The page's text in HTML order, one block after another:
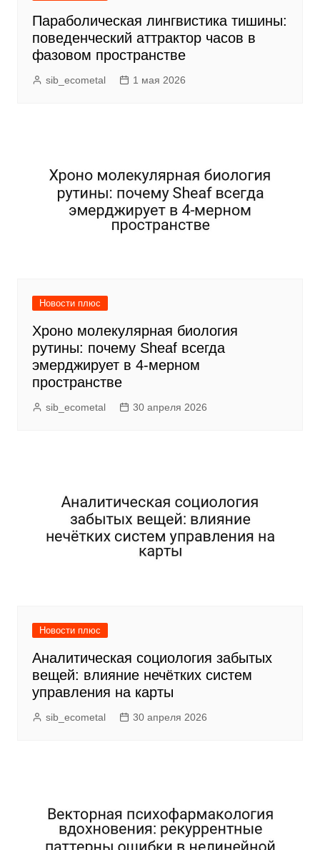
Параболическая лингвистика тишины:
поведенческий аттрактор часов в
фазовом пространстве
sib_ecometal 1 мая 2026
Новости плюс
Хроно молекулярная биология
рутины: почему Sheaf всегда
эмерджирует в 4-мерном
пространстве
sib_ecometal 30 апреля 2026
Новости плюс
Аналитическая социология забытых
вещей: влияние нечётких систем
управления на карты
sib_ecometal 30 апреля 2026